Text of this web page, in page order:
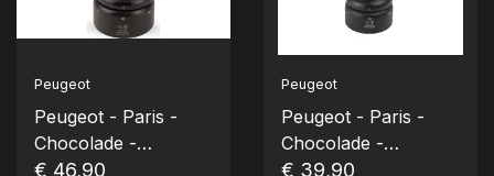
Peugeot
Peugeot - Paris -
Chocolade -
Zoutmolen (18 cm)
€ 46,90
Peugeot
Peugeot - Paris -
Chocolade -
Zoutmolen Hout 15
€ 39,90